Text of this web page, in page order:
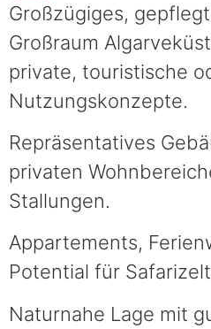
Großzügiges,
Großraum
private, touristische
Nutzungskonzepte.
Repräsentatives
privaten
Stallungen.
Appartements,
Potential für
Naturnahe Lage mit